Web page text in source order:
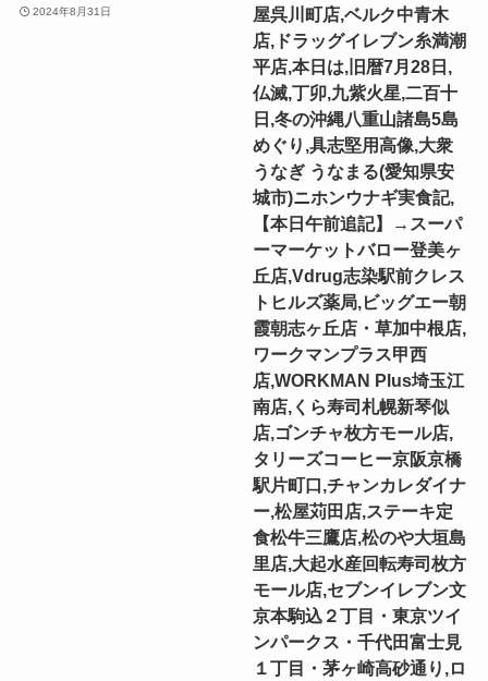
2024年8月31日
屋呉川町店,ベルク中青木
店,ドラッグイレブン糸満潮
平店,本日は,旧暦7月28日,
仏滅,丁卯,九紫火星,二百十
日,冬の沖縄八重山諸島5島
めぐり,具志堅用高像,大衆
うなぎ うなまる(愛知県安
城市)ニホンウナギ実食記,
【本日午前追記】→スーパ
ーマーケットバロー登美ヶ
丘店,Vdrug志染駅前クレス
トヒルズ薬局,ビッグエー朝
霞朝志ヶ丘店・草加中根店,
ワークマンプラス甲西
店,WORKMAN Plus埼玉江
南店,くら寿司札幌新琴似
店,ゴンチャ枚方モール店,
タリーズコーヒー京阪京橋
駅片町口,チャンカレダイナ
ー,松屋苅田店,ステーキ定
食松牛三鷹店,松のや大垣島
里店,大起水産回転寿司枚方
モール店,セブンイレブン文
京本駒込２丁目・東京ツイ
ンパークス・千代田富士見
１丁目・茅ヶ崎高砂通り,ロ